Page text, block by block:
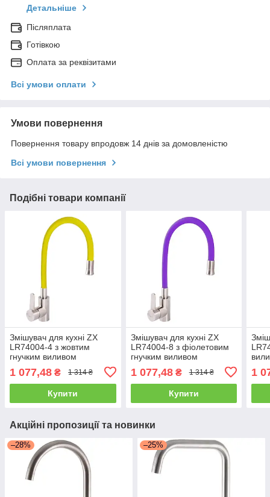
Детальніше
Післяплата
Готівкою
Оплата за реквізитами
Всі умови оплати
Умови повернення
Повернення товару впродовж 14 днів за домовленістю
Всі умови повернення
Подібні товари компанії
Змішувач для кухні ZX
LR74004-4 з жовтим
гнучким виливом
1 077,48 ₴ 1 314 ₴
Купити
Змішувач для кухні ZX
LR74004-8 з фіолетовим
гнучким виливом
1 077,48₴ 1 314 ₴
Купити
1
Акційні пропозиції та новинки
–28% –25%